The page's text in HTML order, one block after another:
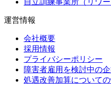
自立訓練事業所（リワー
運営情報
会社概要
採用情報
プライバシーポリシー
障害者雇用を検討中の
処遇改善加算について